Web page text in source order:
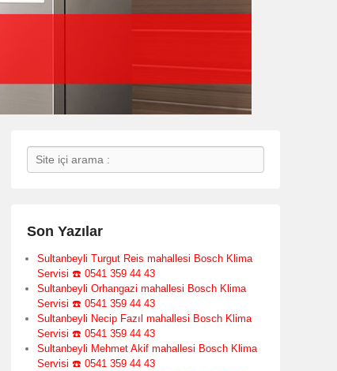
Search
Son Yazılar
Sultanbeyli Turgut Reis mahallesi Bosch Klima
Servisi ☎️ 0541 359 44 43
Sultanbeyli Orhangazi mahallesi Bosch Klima
Servisi ☎️ 0541 359 44 43
Sultanbeyli Necip Fazıl mahallesi Bosch Klima
Servisi ☎️ 0541 359 44 43
Sultanbeyli Mehmet Akif mahallesi Bosch Klima
Servisi ☎️ 0541 359 44 43